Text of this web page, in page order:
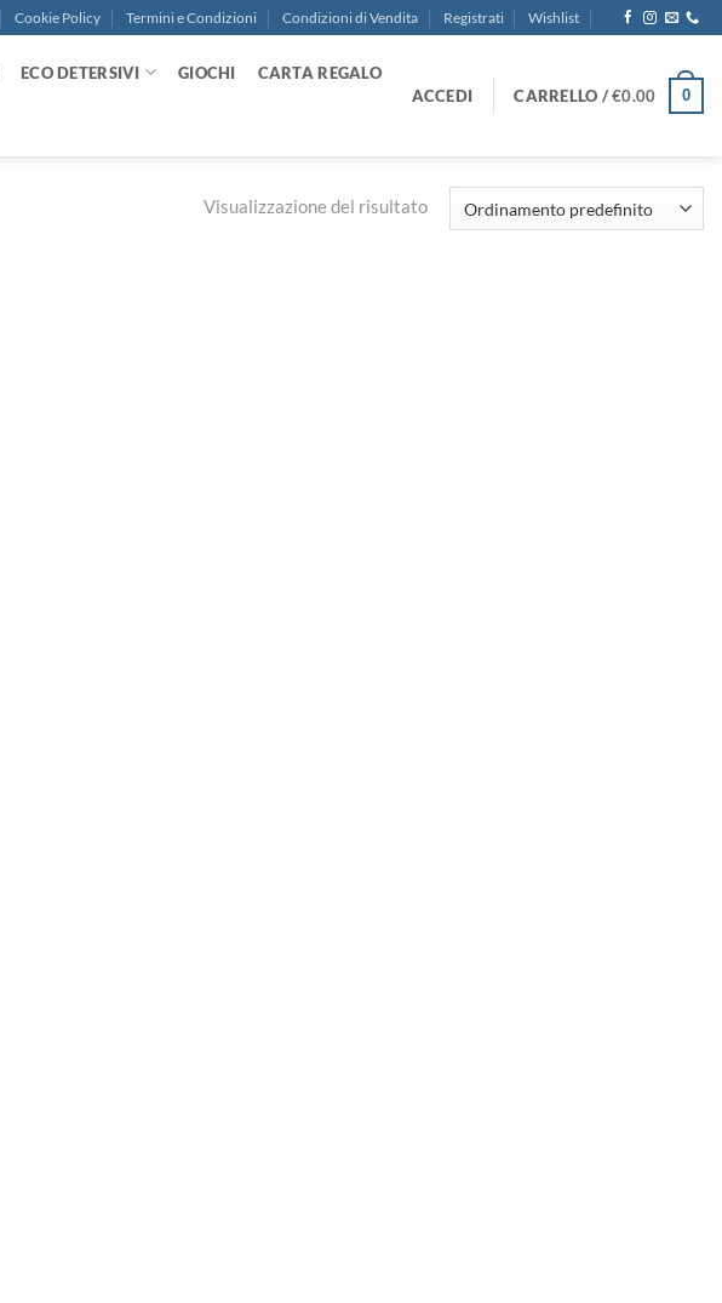
Cookie Policy Termini e Condizioni Condizioni di Vendita Registrati Wishlist
ECO DETERSIVI GIOCHI CARTA REGALO
ACCEDI CARRELLO /€0.00 0
Visualizzazione del risultato